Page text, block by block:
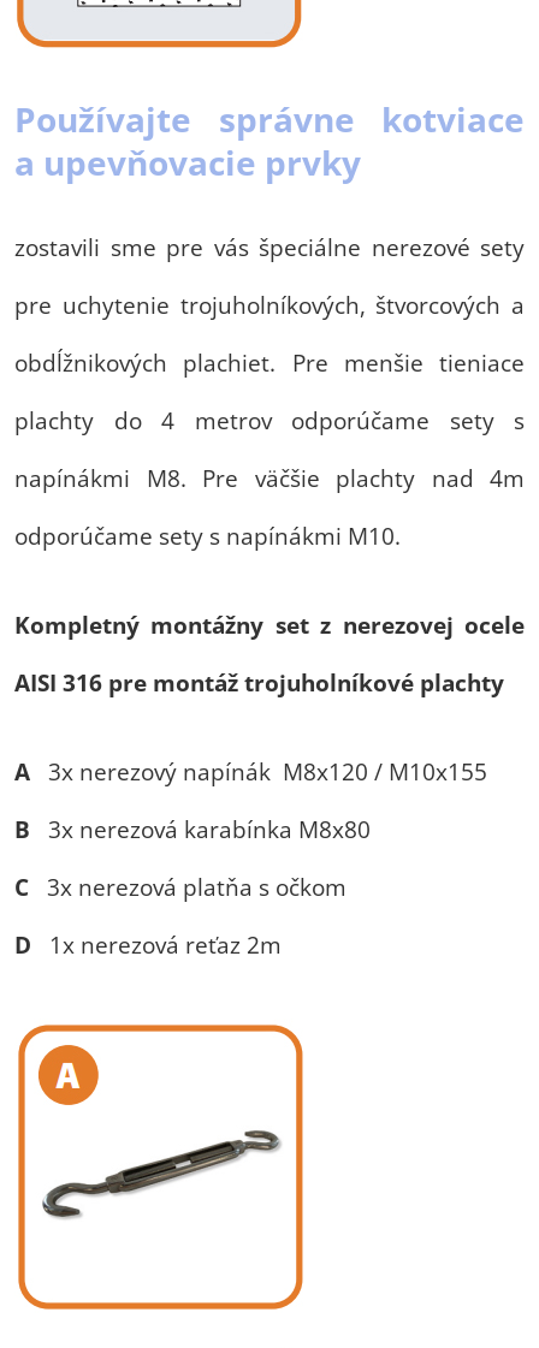
Používajte správne kotviace
a upevňovacie prvky
zostavili sme pre vás špeciálne nerezové sety
pre uchytenie trojuholníkových, štvorcových a
obdĺžnikových plachiet. Pre menšie tieniace
plachty do 4 metrov odporúčame sety s
napínákmi M8. Pre väčšie plachty nad 4m
odporúčame sety s napínákmi M10.
Kompletný montážny set z nerezovej ocele
AISI 316 pre montáž trojuholníkové plachty
A 3x nerezový napínák M8x120 / M10x155
B 3x nerezová karabínka M8x80
C 3x nerezová platňa s očkom
D 1x nerezová reťaz 2m